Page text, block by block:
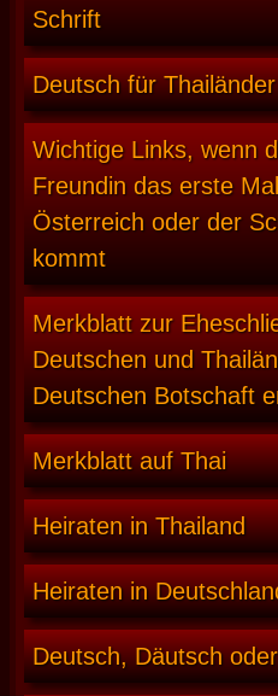
Schrift
Deutsch für Thailänder
Wichtige Links, wenn
Freundin das erste
Österreich oder der
kommt
Merkblatt zur
Deutschen und
Deutschen Botschaft
Merkblatt auf Thai
Heiraten in Thailand
Heiraten in
Deutsch, Däutsch